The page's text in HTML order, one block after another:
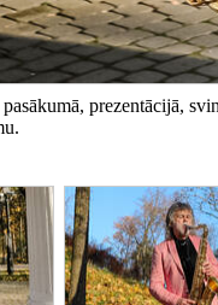
prezentācijā,